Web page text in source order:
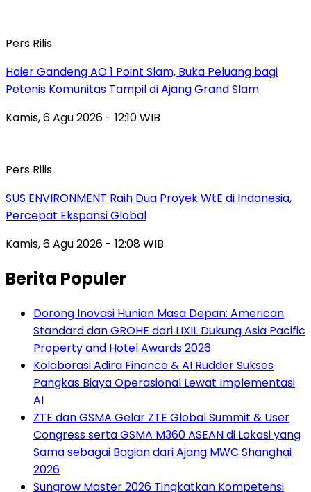
Pers Rilis
Haier Gandeng AO 1 Point Slam, Buka Peluang bagi
Petenis Komunitas Tampil di Ajang Grand Slam
Kamis, 6 Agu 2026 - 12:10 WIB
Pers Rilis
SUS ENVIRONMENT Raih Dua Proyek WtE di Indonesia,
Percepat Ekspansi Global
Kamis, 6 Agu 2026 - 12:08 WIB
Berita Populer
Dorong Inovasi Hunian Masa Depan: American
Standard dan GROHE dari LIXIL Dukung Asia Pacific
Property and Hotel Awards 2026
Kolaborasi Adira Finance & AI Rudder Sukses
Pangkas Biaya Operasional Lewat Implementasi
AI
ZTE dan GSMA Gelar ZTE Global Summit & User
Congress serta GSMA M360 ASEAN di Lokasi yang
Sama sebagai Bagian dari Ajang MWC Shanghai
2026
Sungrow Master 2026 Tingkatkan Kompetensi